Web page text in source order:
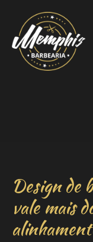
Design de
vale mais